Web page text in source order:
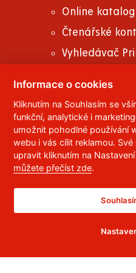
Online katalog
Čtenářské
Vyhledávač
Abecední
Přednášky,
Univerzita
532 10 Pardubice 2
466 036 111,
Informace o cookies
Kliknutím na Souhlasím se
funkční, analytické i
umožnit pohodlné používání
webu i vás cílit reklamou.
upravit kliknutím na
můžete přečíst zde.